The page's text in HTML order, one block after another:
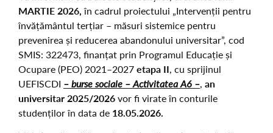
MARTIE 2026,în cadrul proiectului „Intervenții pentru
învățământul terțiar – măsuri sistemice pentru
prevenirea și reducerea abandonului universitar”, cod
SMIS: 322473, finanțat prin Programul Educație și
Ocupare (PEO) 2021–2027etapa II, cu sprijinul
UEFISCDI – burse sociale – Activitatea A6 –, an
universitar 2025/2026vor fi virate în conturile
studenților în data de 18.05.2026.